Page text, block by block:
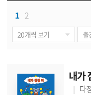
1 2
내가
다